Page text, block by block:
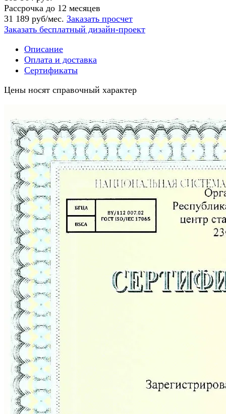
Рассрочка до 12 месяцев
31 189 руб/мес. Заказать просчет
Заказать бесплатный дизайн-проект
Описание
Оплата и доставка
Сертификаты
Цены носят справочный характер